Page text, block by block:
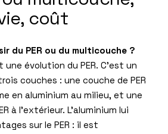
coût
du PER ou du multicouche ?
évolution du PER. C’est un
couches : une couche de PER
en aluminium au milieu, et une
à l’extérieur. L’aluminium lui
sur le PER : il est